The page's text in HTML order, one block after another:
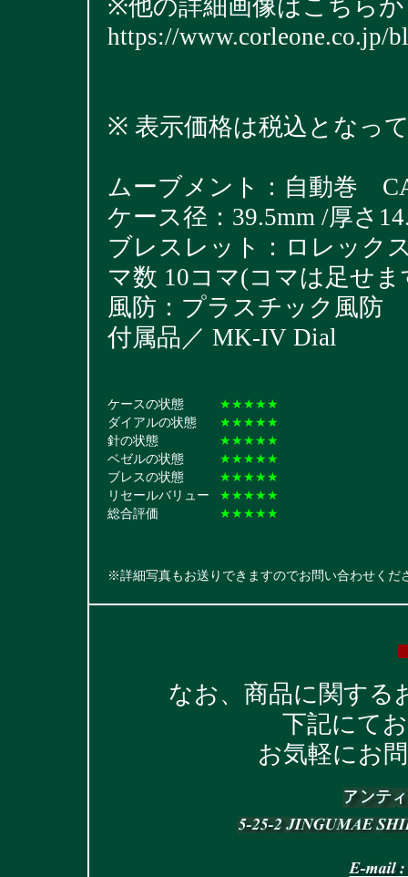
※他の詳細画像はこちら
https://www.corleone.co.jp/
※ 表示価格は税込となっ
ムーブメント：自動巻
ケース径：39.5mm /厚さ
ブレスレット：ロレック
マ数 10コマ(コマは足せま
風防：プラスチック風防
付属品／ MK-IV Dial
ケースの状態
★★★★★
ダイアルの状態
★★★★★
針の状態
★★★★★
ベゼルの状態
★★★★★
ブレスの状態
★★★★★
リセールバリュー
★★★★★
総合評価
★★★★★
※詳細写真もお送りできますのでお問い合わせくだ
なお、商品に関する
下記にて
お気軽にお